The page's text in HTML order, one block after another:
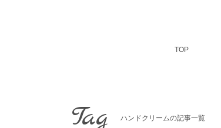
TOP
Tag ハンドクリームの記事一覧